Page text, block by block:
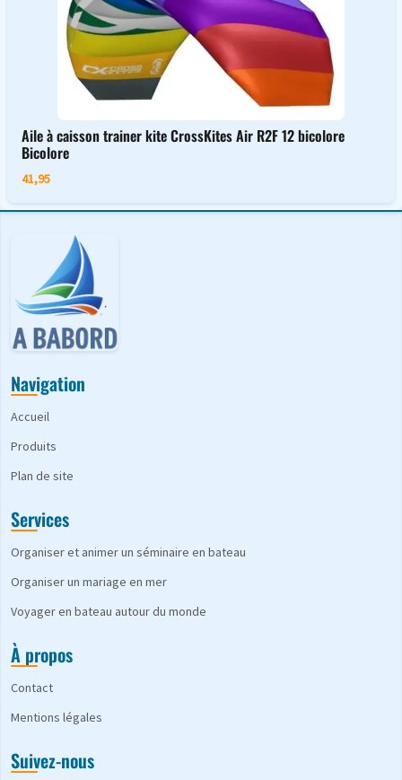
Aile à caisson trainer kite CrossKites Air R2F 12 bicolore
Bicolore
41,95
Navigation
Accueil
Produits
Plan de site
Services
Organiser et animer un séminaire en bateau
Organiser un mariage en mer
Voyager en bateau autour du monde
À propos
Contact
Mentions légales
Suivez-nous